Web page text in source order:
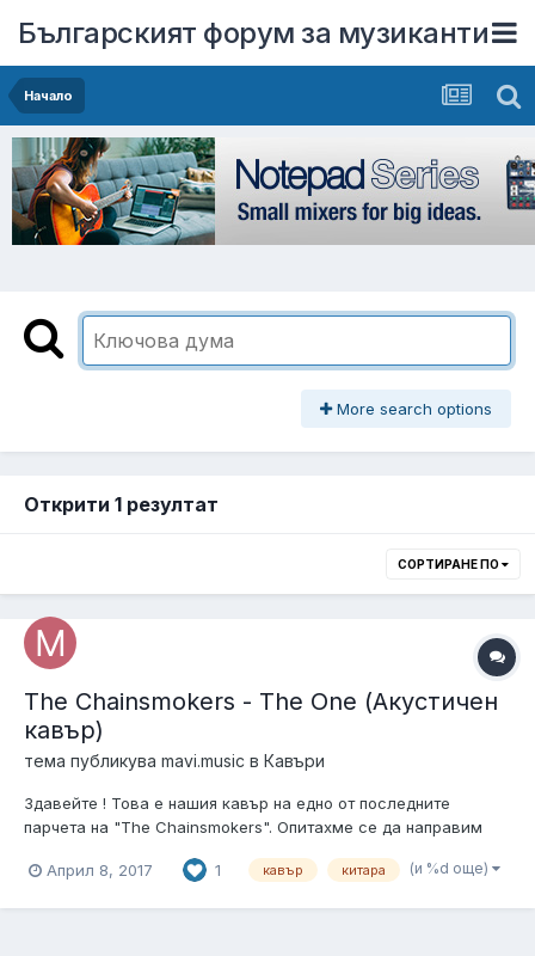
Българският форум за музиканти
Начало
More search options
Открити 1 резултат
СОРТИРАНЕ ПО
The Chainsmokers - The One (Акустичен
кавър)
тема публикува mavi.music в Кавъри
Здавейте ! Това е нашия кавър на едно от последните
парчета на "The Chainsmokers". Опитахме се да направим
музика може да чуете и другите ни кавъри в youtube .
Април 8, 2017 1 кавър китара (и %d още)